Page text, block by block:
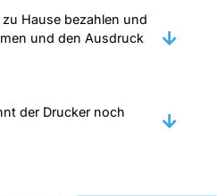
Hause bezahlen und
und den Ausdruck
der Drucker noch